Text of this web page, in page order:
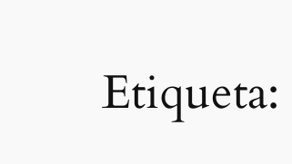
Etiqueta: